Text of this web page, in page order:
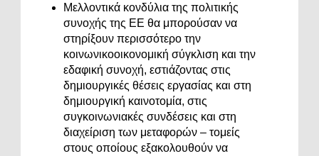
Μελλοντικά κονδύλια της πολιτικής
συνοχής της ΕΕ θα μπορούσαν να
στηρίξουν περισσότερο την
κοινωνικοοικονομική σύγκλιση και την
εδαφική συνοχή, εστιάζοντας στις
δημιουργικές θέσεις εργασίας και στη
δημιουργική καινοτομία, στις
συγκοινωνιακές συνδέσεις και στη
διαχείριση των μεταφορών – τομείς
στους οποίους εξακολουθούν να